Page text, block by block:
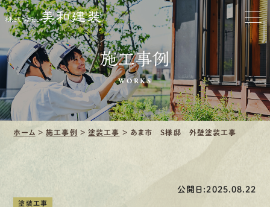
お家をきれいに
会社をきれいに
クリーニング
施工事例
会社案内
施工事例
WORKS
ホーム >施工事例 >塗装工事 > あま市 S様邸 外壁塗装工事
公開日:2025.08.22
塗装工事